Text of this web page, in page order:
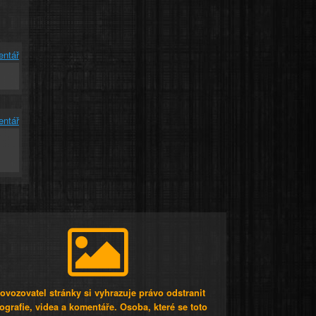
stránky si vyhrazuje právo odstranit
videa a komentáře. Osoba, které se toto